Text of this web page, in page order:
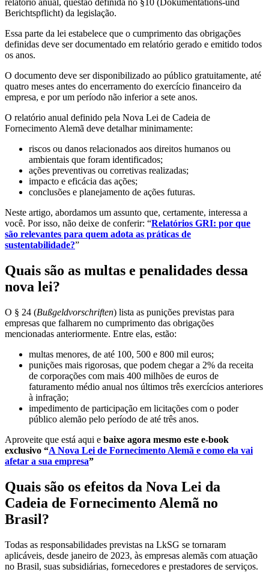
relatório anual, questão definida no §10 (Dokumentations-und
Berichtspflicht) da legislação.
Essa parte da lei estabelece que o cumprimento das obrigações
definidas deve ser documentado em relatório gerado e emitido todos
os anos.
O documento deve ser disponibilizado ao público gratuitamente, até
quatro meses antes do encerramento do exercício financeiro da
empresa, e por um período não inferior a sete anos.
O relatório anual definido pela Nova Lei de Cadeia de
Fornecimento Alemã deve detalhar minimamente:
riscos ou danos relacionados aos direitos humanos ou
ambientais que foram identificados;
ações preventivas ou corretivas realizadas;
impacto e eficácia das ações;
conclusões e planejamento de ações futuras.
Neste artigo, abordamos um assunto que, certamente, interessa a
você. Por isso, não deixe de conferir: “Relatórios GRI: por que
são relevantes para quem adota as práticas de
sustentabilidade?”
Quais são as multas e penalidades dessa
nova lei?
O § 24 (Bußgeldvorschriften) lista as punições previstas para
empresas que falharem no cumprimento das obrigações
mencionadas anteriormente. Entre elas, estão:
multas menores, de até 100, 500 e 800 mil euros;
punições mais rigorosas, que podem chegar a 2% da receita
de corporações com mais 400 milhões de euros de
faturamento médio anual nos últimos três exercícios anteriores
à infração;
impedimento de participação em licitações com o poder
público alemão pelo período de até três anos.
Aproveite que está aqui e baixe agora mesmo este e-book
exclusivo “A Nova Lei de Fornecimento Alemã e como ela vai
afetar a sua empresa”
Quais são os efeitos da Nova Lei da
Cadeia de Fornecimento Alemã no
Brasil?
Todas as responsabilidades previstas na LkSG se tornaram
aplicáveis, desde janeiro de 2023, às empresas alemãs com atuação
no Brasil, suas subsidiárias, fornecedores e prestadores de serviços.